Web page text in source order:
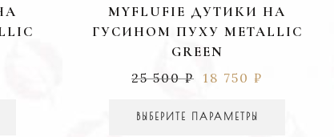
MYFLUFIE ДУТИКИ НА
ГУСИНОМ ПУХУ METALLIC
GREEN
25 500₽ 18 750 ₽
ВЫБЕРИТЕ ПАРАМЕТРЫ